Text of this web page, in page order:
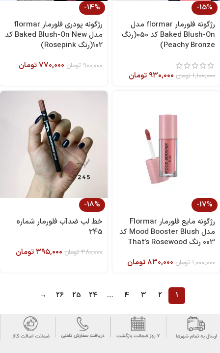
-15%
رژگونه فلورمار flormar مدل
Baked Blush-On کد 050(رنگ
Peachy Bronze)
۱,۱۰۰,۰۰۰تومان ۹۳۰,۰۰۰ تومان
-14%
رژگونه پودری فلورمار flormar
مدل Baked Blush-On New کد
102(رنگ Rosepink)
۹۰۰,۰۰۰تومان ۷۷۰,۰۰۰تومان
-17%
رژگونه مایع فلورمار Flormar
مدل Mood Booster Blush کد
003 رنگ That’s Rosewood
۱,۰۰۰,۰۰۰تومان ۸۳۰,۰۰۰تومان
-18%
خط لب ضدآب فلورمار شماره
245
۴۸۰,۰۰۰تومان ۳۹۵,۰۰۰تومان
1
2
3
4
…
24
25
26
→